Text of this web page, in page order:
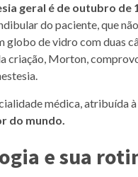
geral é de outubro de
do paciente, que
de vidro com duas
criação, Morton,
médica, atribuída à
do mundo.
e sua